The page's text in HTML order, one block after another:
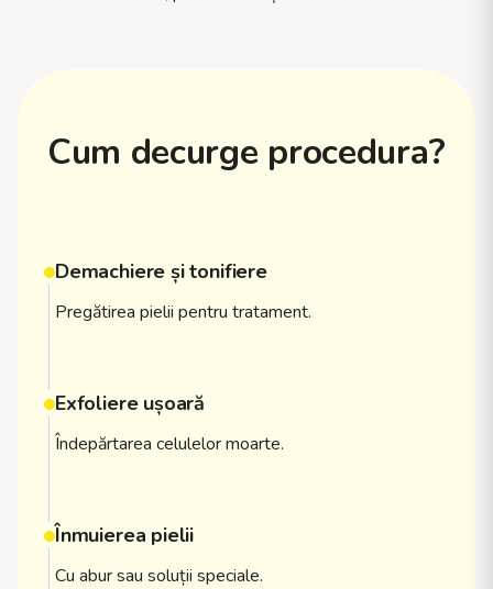
Cum decurge procedura?
Demachiere și tonifiere
Pregătirea pielii pentru tratament.
Exfoliere ușoară
Îndepărtarea celulelor moarte.
Înmuierea pielii
Cu abur sau soluții speciale.